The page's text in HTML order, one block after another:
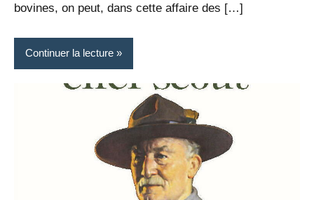
bovines, on peut, dans cette affaire des […]
Continuer la lecture